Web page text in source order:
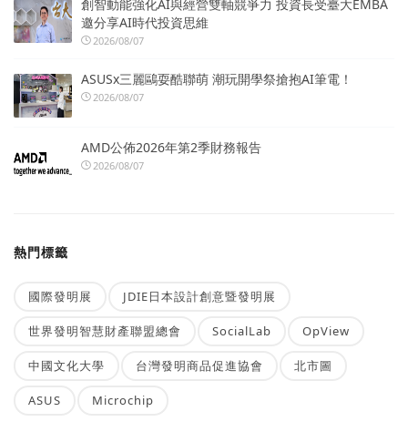
創智動能強化AI與經營雙軸競爭力 投資長受臺大EMBA
邀分享AI時代投資思維
2026/08/07
ASUSx三麗鷗耍酷聯萌 潮玩開學祭搶抱AI筆電！
2026/08/07
AMD公佈2026年第2季財務報告
2026/08/07
熱門標籤
國際發明展 JDIE日本設計創意暨發明展
世界發明智慧財產聯盟總會 SocialLab OpView
中國文化大學 台灣發明商品促進協會 北市圖
ASUS Microchip